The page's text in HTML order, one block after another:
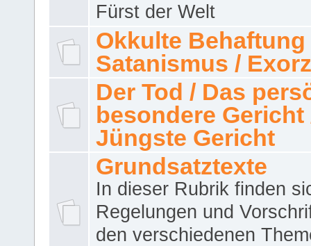
Fürst der Welt
Okkulte Behaftung
Satanismus /
Der Tod / Das
besondere Gericht
Jüngste Gericht
Grundsatztexte
In dieser Rubrik finden
Regelungen und
den verschiedenen